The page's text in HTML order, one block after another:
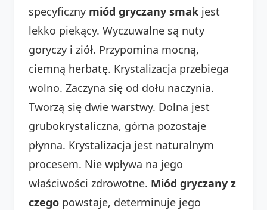
specyficzny miód gryczany smak jest
lekko piekący. Wyczuwalne są nuty
goryczy i ziół. Przypomina mocną,
ciemną herbatę. Krystalizacja przebiega
wolno. Zaczyna się od dołu naczynia.
Tworzą się dwie warstwy. Dolna jest
grubokrystaliczna, górna pozostaje
płynna. Krystalizacja jest naturalnym
procesem. Nie wpływa na jego
właściwości zdrowotne. Miód gryczany z
czego powstaje, determinuje jego